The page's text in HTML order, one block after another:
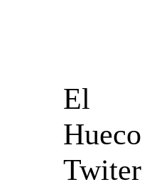
El
Hueco
Twiter